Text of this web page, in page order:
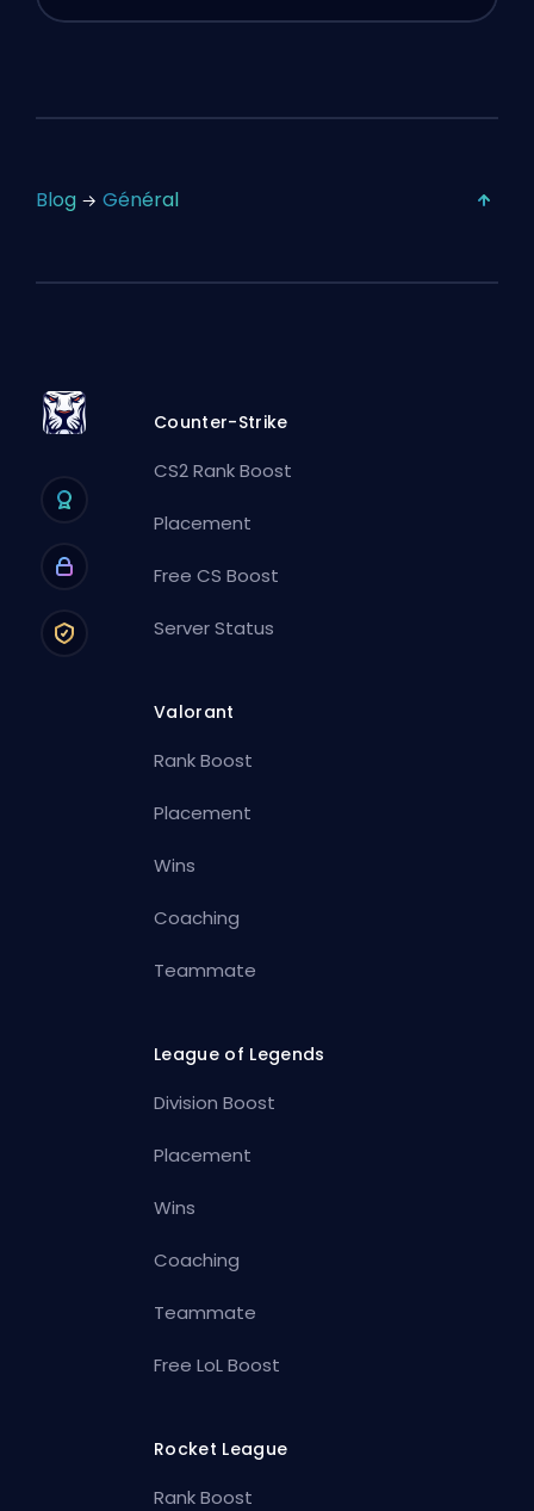
Blog Général
Counter-Strike
CS2 Rank Boost
Placement
Free CS Boost
Server Status
Valorant
Rank Boost
Placement
Wins
Coaching
Teammate
League of Legends
Division Boost
Placement
Wins
Coaching
Teammate
Free LoL Boost
Rocket League
Rank Boost